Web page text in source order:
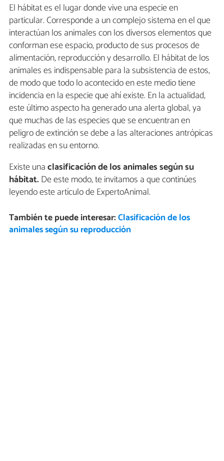
El hábitat es el lugar donde vive una especie en
particular. Corresponde a un complejo sistema en el que
interactúan los animales con los diversos elementos que
conforman ese espacio, producto de sus procesos de
alimentación, reproducción y desarrollo. El hábitat de los
animales es indispensable para la subsistencia de estos,
de modo que todo lo acontecido en este medio tiene
incidencia en la especie que ahí existe. En la actualidad,
este último aspecto ha generado una alerta global, ya
que muchas de las especies que se encuentran en
peligro de extinción se debe a las alteraciones antrópicas
realizadas en su entorno.
Existe unaclasificación de los animales según su
hábitat.De este modo, te invitamos a que continúes
leyendo este artículo de ExpertoAnimal.
También te puede interesar:Clasificación de los
animales según su reproducción